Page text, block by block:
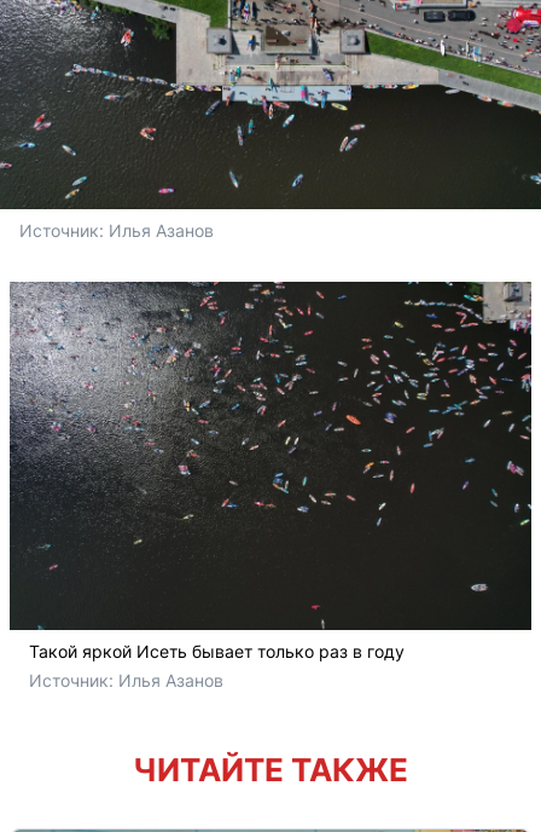
Источник: Илья Азанов
Такой яркой Исеть бывает только раз в году
Источник: Илья Азанов
ЧИТАЙТЕ ТАКЖЕ